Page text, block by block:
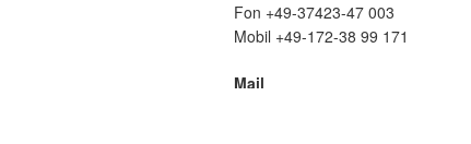
Fon +49-37423-47 003
Mobil +49-172-38 99 171
Mail